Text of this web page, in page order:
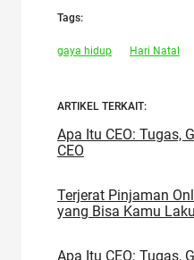
Tags:
gaya hidup Hari Natal
ARTIKEL TERKAIT:
Apa Itu CEO: Tugas,
CEO
Terjerat Pinjaman
yang Bisa Kamu
Apa Itu CEO: Tugas,